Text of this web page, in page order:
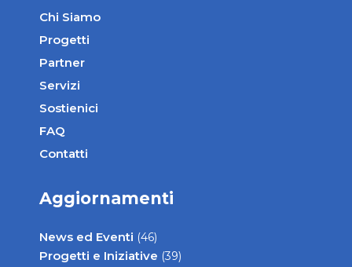
Chi Siamo
Progetti
Partner
Servizi
Sostienici
FAQ
Contatti
Aggiornamenti
News ed Eventi (46)
Progetti e Iniziative (39)